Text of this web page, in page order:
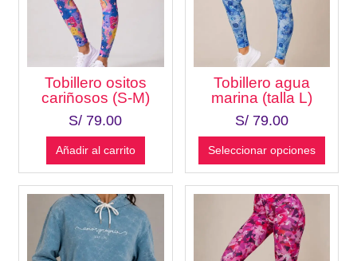
Tobillero ositos
cariñosos (S-M)
S/ 79.00
Añadir al carrito
Tobillero agua
marina (talla L)
S/79.00
Seleccionar opciones